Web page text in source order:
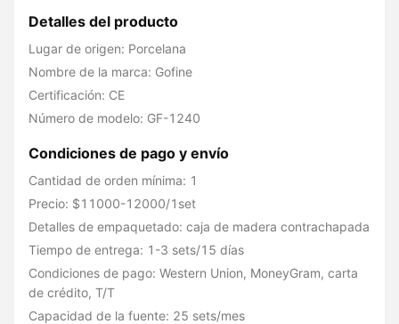
Detalles del producto
Lugar de origen: Porcelana
Nombre de la marca: Gofine
Certificación: CE
Número de modelo: GF-1240
Condiciones de pago y envío
Cantidad de orden mínima: 1
Precio: $11000-12000/1set
Detalles de empaquetado: caja de madera contrachapada
Tiempo de entrega: 1-3 sets/15 días
Condiciones de pago: Western Union, MoneyGram, carta
de crédito, T/T
Capacidad de la fuente: 25 sets/mes